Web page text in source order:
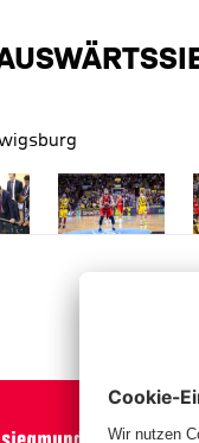
Größe
Zeige in voller